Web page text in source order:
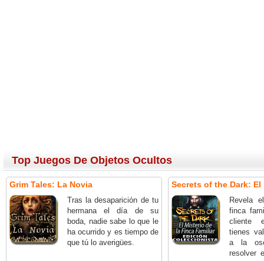
Top Juegos De Objetos Ocultos
Grim Tales: La Novia
Tras la desaparición de tu
hermana el día de su
boda, nadie sabe lo que le
ha ocurrido y es tiempo de
que tú lo averigües.
Secrets of the Dark: El
Revela
finca
cliente
tienes
a la
resolver